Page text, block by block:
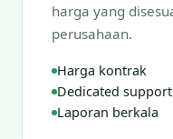
harga yang
perusahaan.
Harga kontrak
Dedicated support
Laporan berkala